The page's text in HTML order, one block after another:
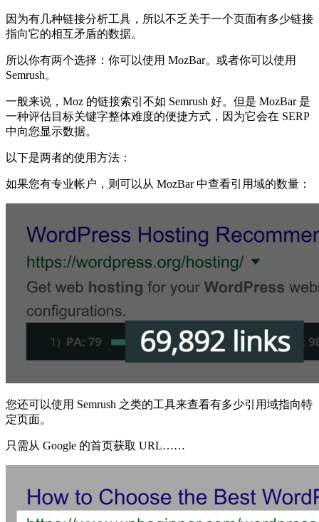
因为有几种链接分析工具，所以不乏关于一个页面有多少链接
指向它的相互矛盾的数据。
所以你有两个选择：你可以使用 MozBar。或者你可以使用
Semrush。
一般来说，Moz 的链接索引不如 Semrush 好。但是 MozBar 是
一种评估目标关键字整体难度的便捷方式，因为它会在 SERP
中向您显示数据。
以下是两者的使用方法：
如果您有专业帐户，则可以从 MozBar 中查看引用域的数量：
您还可以使用 Semrush 之类的工具来查看有多少引用域指向特
定页面。
只需从 Google 的首页获取 URL……